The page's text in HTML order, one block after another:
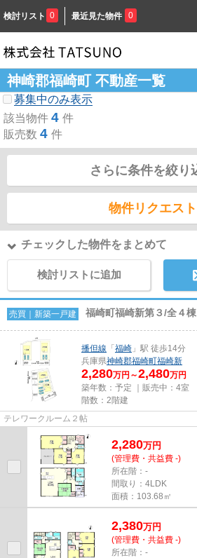
検討リスト 0 最近見た物件 0
神崎郡福崎町 不動産一覧
募集中のみ表示
該当物件 4 件
販売数 4 件
さらに条件を絞り
物件リクエスト
チェックした物件をまとめて
検討リストに追加
売買｜新築一戸建 福崎町福崎新第３/全４棟
播但線 「 福崎 」駅 徒歩14分
兵庫県神崎郡福崎町福崎新
2,280万円～2,480万円
築年数：予定 ｜販売中： 4室
階数：2階建
テレワークルーム２帖
2,280万円
(管理費・共益費 -)
所在階：-
間取り：4LDK
面積：103.68㎡
2,380万円
(管理費・共益費 -)
所在階：-